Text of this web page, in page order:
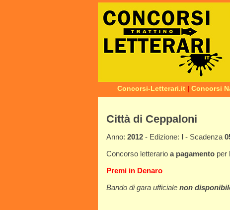
Concorsi-Letterari.it | Concorsi
Città di Ceppaloni
Anno: 2012 - Edizione: - Scadenza
Concorso letterario a pagamento per
Premi in Denaro
Bando di gara ufficiale non